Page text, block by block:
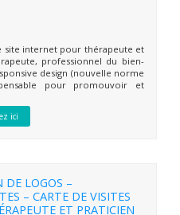
site internet pour thérapeute et
professionnel du bien-
design (nouvelle norme
pour promouvoir et
ici
DE LOGOS –
– CARTE DE VISITES
ET PRATICIEN